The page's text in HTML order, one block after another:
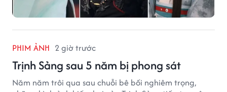
PHIM ẢNH 2 giờ trước
Trịnh Sảng sau 5 năm bị phong sát
Năm năm trôi qua sau chuỗi bê bối nghiêm trọng,